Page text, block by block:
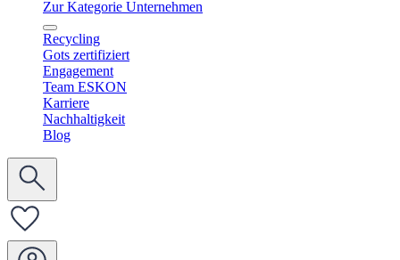
Zur Kategorie Unternehmen
Recycling
Gots zertifiziert
Engagement
Team ESKON
Karriere
Nachhaltigkeit
Blog